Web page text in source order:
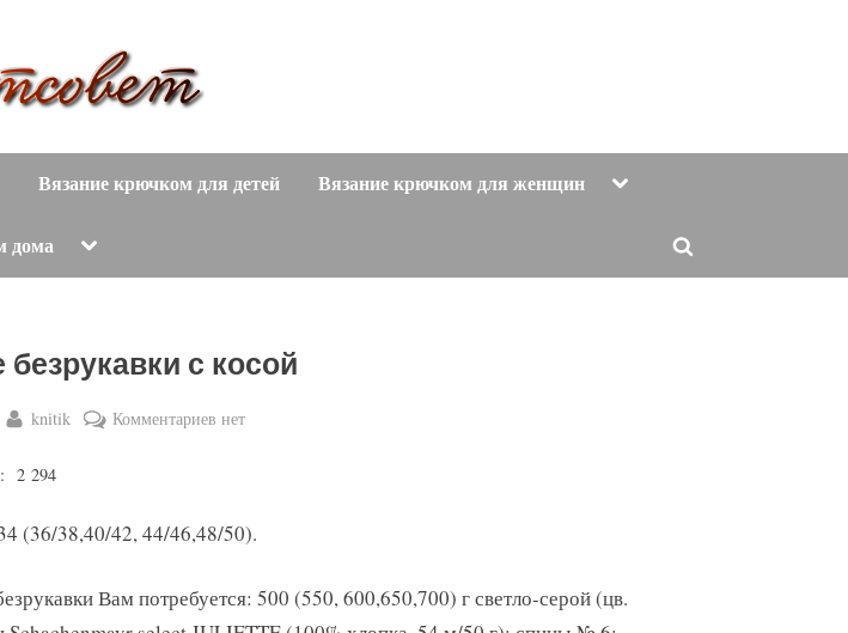
и
т
о
в
е
т
вязание
с
описанием
и
Вязание крючком для детей Вязание крючком для женщин Toggle
дома Toggle
menu
Toggle
безрукавки с косой
By
knitik Комментариев к
с
нет
2 294
(36/38,40/42, 44/46,48/50).
Вам потребуется: 500 (550, 600,650,700) г светло-серой (цв.